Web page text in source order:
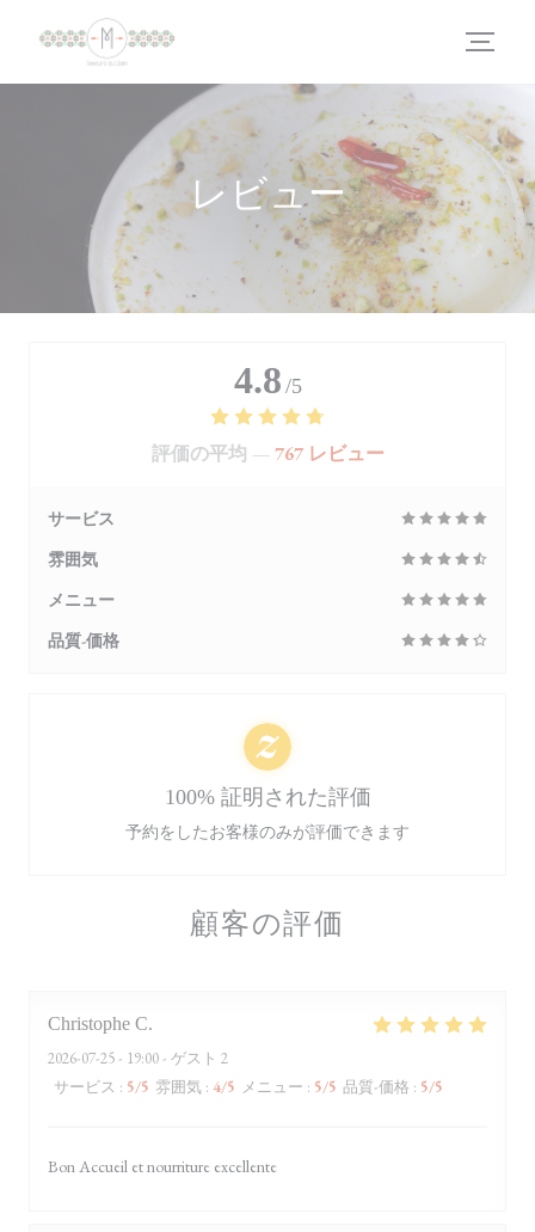
クッキー利用の管理について
レビュー
顧客の評価
Christophe C
2026-07-25- 19:00 - ゲスト 2
サービス : 5/5 雰囲気 : 4/5 メニュー : 5/5 品質-価格 : 5/5
Bon Accueil et nourriture excellente
4.8 /5
評価の平均 —767 レビュー
サービス
雰囲気
メニュー
品質-価格
100% 証明された評価
予約をしたお客様のみが評価できます